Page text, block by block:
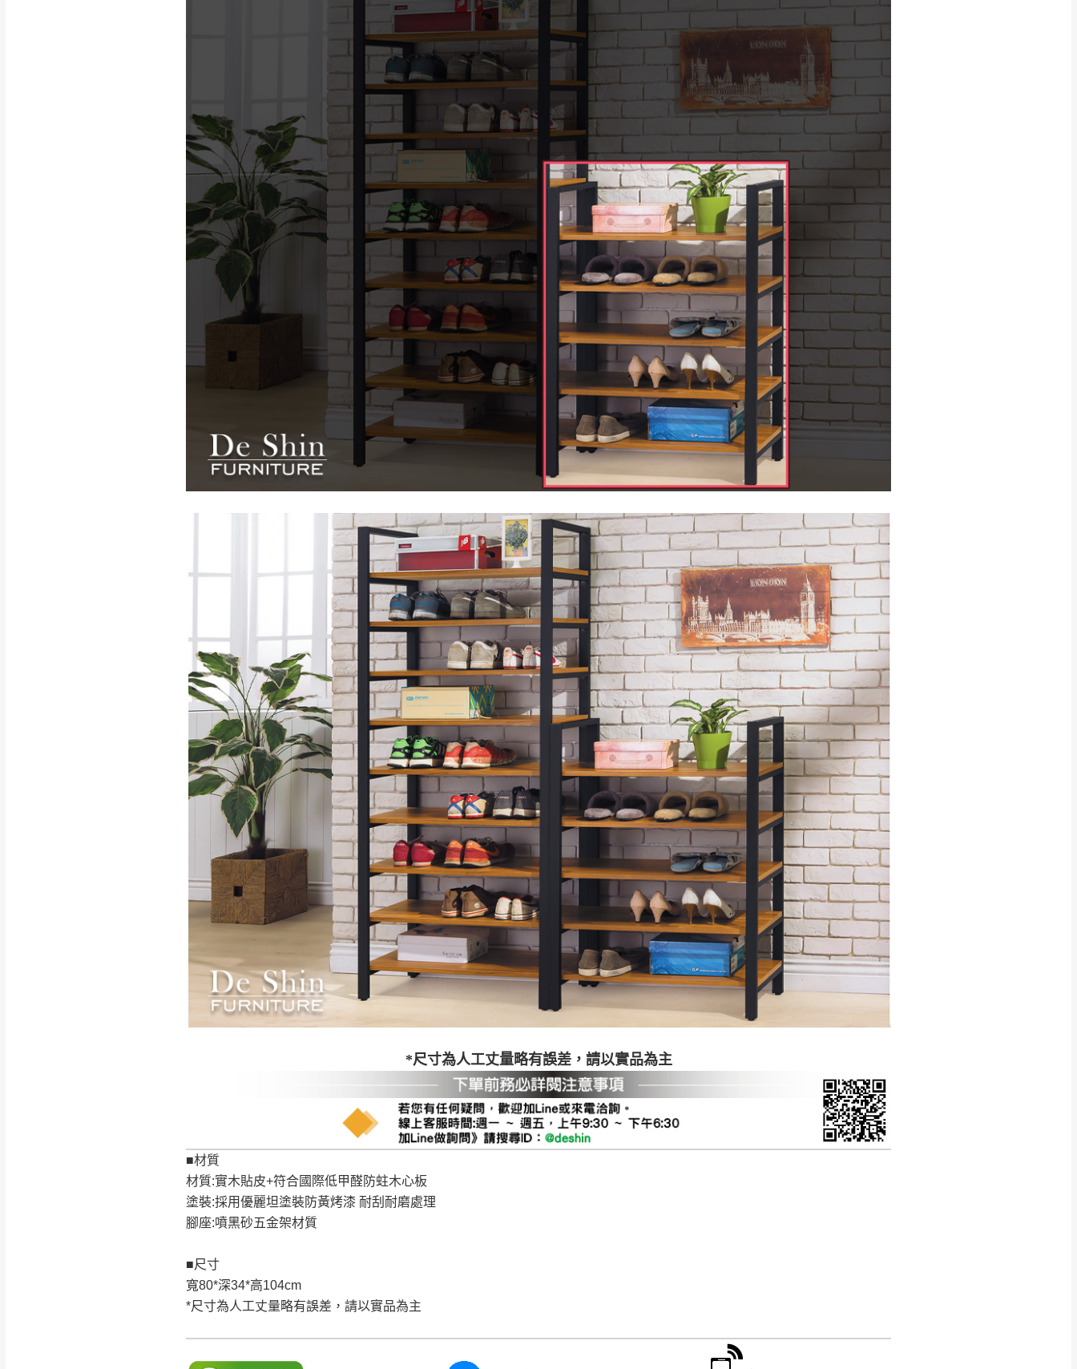
*尺寸為人工丈量略有誤差，請以實品為主
■材質
材質:實木貼皮+符合國際低甲醛防蛀木心板
塗裝:採用優麗坦塗裝防黃烤漆 耐刮耐磨處理
腳座:噴黑砂五金架材質
■尺寸
寬80*深34*高104cm
*尺寸為人工丈量略有誤差，請以實品為主
免 運 費
＊A108產品另收運費
關西 玉山里
新北
雙溪、貢寮、烏來、平溪、九份、石
門、林口 下福里、新店山區、三峽山區、
石碇、坪林、福隆、淡水山區、北投湖山
路、深坑山區
基隆
$ 9,000以下：NT$500元
＊A108產品另收運費
基隆山區
$ 9,000以上：免運費
$ 9,000以下：NT$500元
＊A108產品另收運費
卓蘭鎮、三灣、通霄山區、西湖、泰安
鄉、大湖鄉、頭屋、獅潭鄉
配送天數：5~14天
到貨時間：指定送貨日當天以電話聯絡確認
｜周（一）配送部門固定公休無送貨｜
台北市、新北市地區固定每周(三)、(日)兩天收送貨
暫無配送地區
彰化、南投、雲林、嘉義、台南、高雄、屏東、宜蘭、 花蓮、台東、金門、馬祖、澎湖地區
（可於LINE線上詢問 →@dershin）
。
。
其它注意事項
本司貨車運送如因路況不佳、天候惡劣、過於偏遠之山區內等，或收貨地點搬運過於困難等因素，導致無法順利配送，
本公司除了盡最大努力完成配送外，視狀況保有出貨的權利。
保護物流人員的工作安全，賣家無提供吊掛服務，若需以吊車或其他的吊掛方式吊運，費用將由買方自行支付。
因大型傢俱有組裝、配送的問題，並非一般快速到貨商品，無法指定特定時間送達，司機當天到貨前皆會再與您通知，
讓您不用整天在家等貨，以免浪費你的寶貴時間。
如遇自然災害、政府宣布之災害警報等不可抗力情事，而危及運送人員輸送之安全，本司得視狀況延後或停止運送服
務。
百貨公司配送暫無法配合開店前、閉店後時段，並送至百貨公司卸貨區為限，恕無法送至指定樓面。《 如遇百貨周年慶
期間，恕暫停百貨公司相關運送 》
無回收家具服務，若需回收家俱可聯絡當地請清潔隊回收,免付費清運專線：0800-085-717
苗栗至基隆；其它地區暫不開放，如因特殊地型限制(山區、鄉、鎮、村)、樓梯太小、無法搬運上樓等因
本公司保有出貨的權利。
保護物流人員的工作安全，賣家無提供吊掛服務，若需以吊車或其他的吊掛方式吊運，費用將由買方自
行支付。
因大型傢俱有組裝、配送的問題，並非一般快速到貨商品，無法指定特定時間送達，司機當天到貨前皆
會再與您通知，讓你不用整天在家等貨，以節省您的寶貴時間。
由於百貨公司配送較為不易，故暫無法配送至百貨公司內部。
發票寄送：
若您選擇三聯式或索取兩聯式發票，發票將於商品完成出貨15個工作天另行寄出，另外約加上2~7個工作天內
送達，如遇國定假日將順延寄送。
退換貨說明：
若收到不良品，請於到貨日起七日內通知本公司客服人員，我們將為您更換新品，運費皆由本站負責，
所有退回及換貨之商品必須是全新狀態且完整包裝，床墊、床包、枕頭類產品需為未拆封狀態(請保持商
品、附件、包裝、廠商紙及所有附隨文件或資料之完整性)，若未依照上述方式處理，恕無法接受退貨。
由於透過電腦螢幕選購商品，可能會因個人電腦螢幕的設定色差或解析度等因素， 與實際商品的顏色、
質感稍有不同，如因此而需退換貨，
需自付來回運費及人資成本，請您訂購前詳加確認。(包含商品尺寸
是否合適)。
訂購前請確認商品尺寸，大型物件因為人工丈量，難免會有些許誤差值(約正負0.5CM) 詳細尺寸以實品
為主。
非因本公司問題而需退換貨，請於收到貨7日內通知客服人員(Line@ ID：@dershin)，並須保持商品全新
狀態與完整包裝。鑑賞期間若發生非本司因素致使之汙損破壞，恕無法辦理退換貨。
台北市、新北市地區固定每周(三)、(日)兩天收送貨，敬請見諒！
本公司部份商品無維修服務，超過7日鑑賞期，商品使用年限，因客人使用習慣、居家環境不同。若屬人
為因素導致商品損壞、零件短缺，則維修、搬運費用，需由消費者自行吸收(另事先與消費者報價，消費
者同意將會進行維修)。
到貨7日內為鑑賞期(注意:鑑賞期非試用期)，若非商品品質瑕疵問題於鑑賞期內退貨之情形，我們需酌收
退貨運費。
如欲放置營業場所及公開場合之商品則無享有商品一年保固之服務。
▪️訂單成立時請儘速於三日內完成付款，交易恕不殺價，商品均已最低價格售出 ，且在特定時日會給予折扣，
請密切注意。
▪️三日內若未接獲您的匯款或轉帳通知，商品將不予保留(訂單自動取消)。
▪️無回收家具服務，若需回收家具可聯絡當地請清潔隊回收,免付費清運專線：0800-085-717。